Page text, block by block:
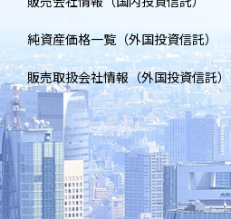
純資産価格一覧（外国投資信託）
販売取扱会社情報（外国投資信託）